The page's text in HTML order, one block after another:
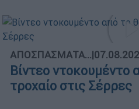
ΑΠΟΣΠΑΣΜΑΤΑ...|
Βίντεο
τροχαίο στις Σέρρες